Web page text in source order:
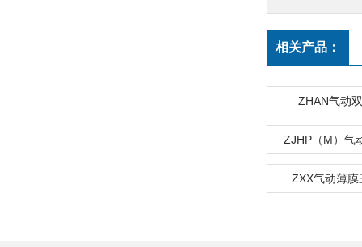
相关产品：
ZHAN气动
ZJHP（M）气
ZXX气动薄膜